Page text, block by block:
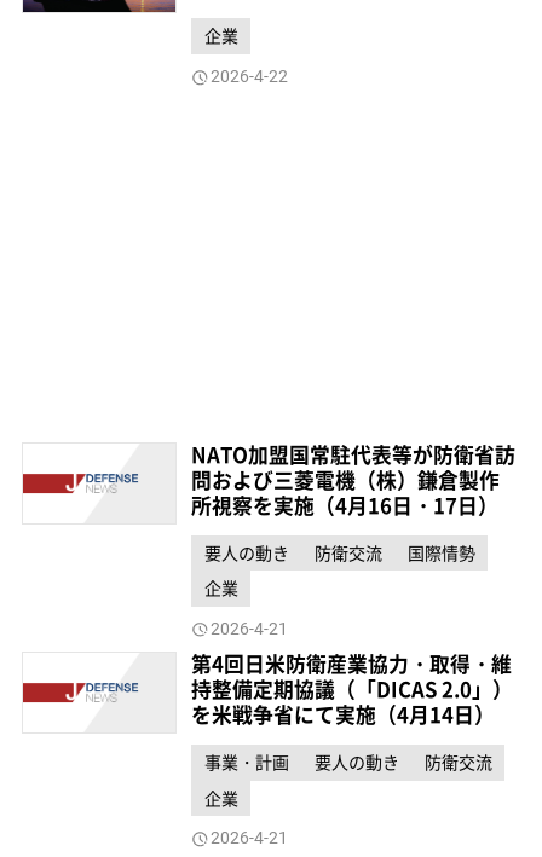
企業
2026-4-22
NATO加盟国常駐代表等が防衛省訪
問および三菱電機（株）鎌倉製作
所視察を実施（4月16日・17日）
要人の動き 防衛交流
国際情勢
企業
2026-4-21
第4回日米防衛産業協力・取得・維
持整備定期協議（「DICAS 2.0」）
を米戦争省にて実施（4月14日）
事業・計画 要人の動き
防衛交流
企業
2026-4-21